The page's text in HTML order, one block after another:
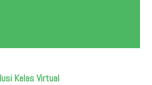
Kelas Virtual